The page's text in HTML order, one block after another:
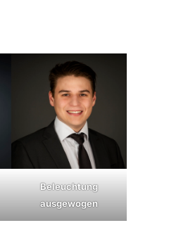
Beleuchtung
ausgewogen